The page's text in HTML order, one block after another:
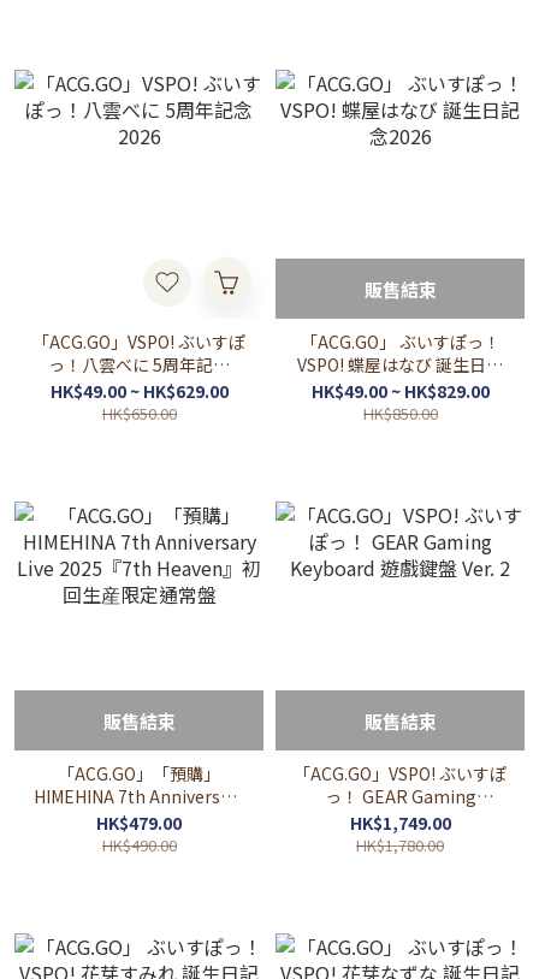
「ACG.GO」VSPO! ぶいすぽ
っ！八雲べに 5周年記念
2026
HK$49.00 ~ HK$629.00
HK$650.00
販售結束
「ACG.GO」 ぶいすぽっ！
VSPO! 蝶屋はなび 誕生日記
念2026
HK$49.00 ~ HK$829.00
HK$850.00
販售結束
「ACG.GO」「預購」
HIMEHINA 7th Anniversary
Live 2025『7th Heaven』
初回生産限定通常盤
HK$479.00
HK$490.00
販售結束
「ACG.GO」VSPO! ぶいすぽ
っ！ GEAR Gaming
Keyboard 遊戲鍵盤 Ver. 2
HK$1,749.00
HK$1,780.00